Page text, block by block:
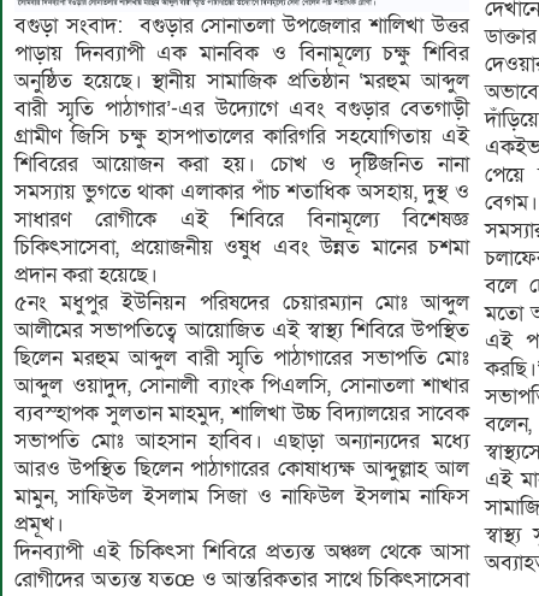
বগুড়া সংবাদ: বগুড়ার সোনাতলা উপজেলার শালিখা উত্তর
পাড়ায় দিনব্যাপী এক মানবিক ও বিনামূল্যে চক্ষু শিবির
অনুষ্ঠিত হয়েছে। স্থানীয় সামাজিক প্রতিষ্ঠান ‘মরহুম আব্দুল
বারী স্মৃতি পাঠাগার’-এর উদ্যোগে এবং বগুড়ার বেতগাড়ী
গ্রামীণ জিসি চক্ষু হাসপাতালের কারিগরি সহযোগিতায় এই
শিবিরের আয়োজন করা হয়। চোখ ও দৃষ্টিজনিত নানা
সমস্যায় ভুগতে থাকা এলাকার পাঁচ শতাধিক অসহায়, দুস্থ ও
সাধারণ রোগীকে এই শিবিরে বিনামূল্যে বিশেষজ্ঞ
চিকিৎসাসেবা, প্রয়োজনীয় ওষুধ এবং উন্নত মানের চশমা
প্রদান করা হয়েছে।
৫নং মধুপুর ইউনিয়ন পরিষদের চেয়ারম্যান মোঃ আব্দুল
আলীমের সভাপতিত্বে আয়োজিত এই স্বাস্থ্য শিবিরে উপস্থিত
ছিলেন মরহুম আব্দুল বারী স্মৃতি পাঠাগারের সভাপতি মোঃ
আব্দুল ওয়াদুদ, সোনালী ব্যাংক পিএলসি, সোনাতলা শাখার
ব্যবস্হাপক সুলতান মাহমুদ, শালিখা উচ্চ বিদ্যালয়ের সাবেক
সভাপতি মোঃ আহসান হাবিব। এছাড়া অন্যান্যদের মধ্যে
আরও উপস্থিত ছিলেন পাঠাগারের কোষাধ্যক্ষ আব্দুল্লাহ আল
মামুন, সাফিউল ইসলাম সিজা ও নাফিউল ইসলাম নাফিস
প্রমূখ।
দিনব্যাপী এই চিকিৎসা শিবিরে প্রত্যন্ত অঞ্চল থেকে আসা
রোগীদের অত্যন্ত যতœ ও আন্তরিকতার সাথে চিকিৎসাসেবা
পেয়ে
বলে
মতো
এই
এই